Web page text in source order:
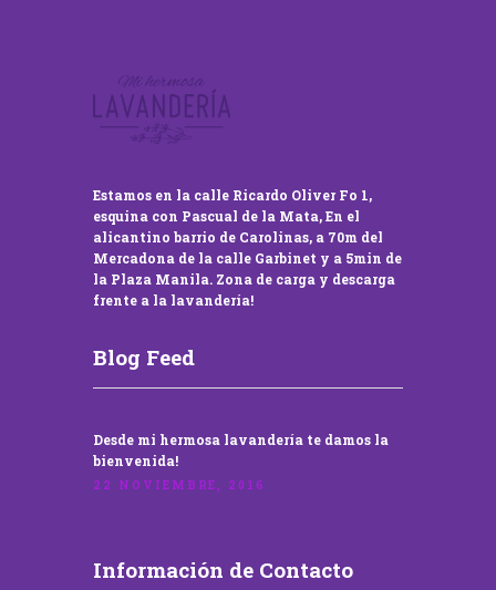
Estamos en la calle Ricardo Oliver Fo 1,
esquina con Pascual de la Mata, En el
alicantino barrio de Carolinas, a 70m del
Mercadona de la calle Garbinet y a 5min de
la Plaza Manila. Zona de carga y descarga
frente a la lavandería!
Blog Feed
Desde mi hermosa lavandería te damos la
bienvenida!
22 NOVIEMBRE, 2016
Información de Contacto